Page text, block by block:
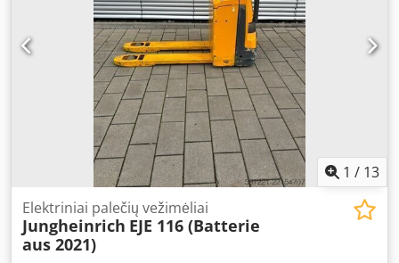
1 / 13
Elektriniai palečių vežimėliai
Jungheinrich EJE 116 (Batterie
aus 2021)